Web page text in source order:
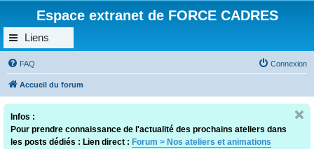
Espace extranet de FORCE CADRES
Liens
FAQ Connexion
Accueil du forum
Infos :
Pour prendre connaissance de l'actualité des prochains ateliers dans
les posts dédiés : Lien direct : Forum > Nos ateliers et animations